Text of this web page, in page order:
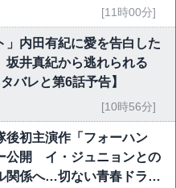
[11時00分]
」内田有紀に愛を告白した
坂井真紀から逃れられる
バレと第6話予告】
[10時56分]
後初主演作「フォーハン
公開 イ・ジュニョンとの
関係へ…切ない青春ドラマ